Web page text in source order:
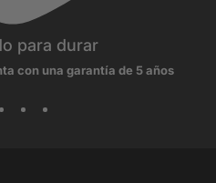
para durar
con una garantía de 5 años